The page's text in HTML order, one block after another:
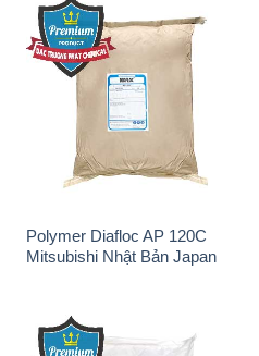
Polymer Diafloc AP 120C
Mitsubishi Nhật Bản Japan